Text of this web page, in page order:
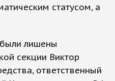
статусом, а
лишены
секции Виктор
ответственный